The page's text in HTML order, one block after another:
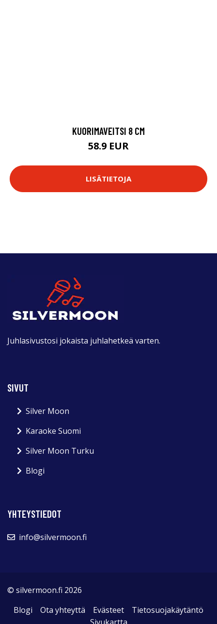
KUORIMAVEITSI 8 CM
58.9 EUR
LISÄTIETOJA
Juhlasivustosi jokaista juhlahetkeä varten.
SIVUT
Silver Moon
Karaoke Suomi
Silver Moon Turku
Blogi
YHTEYSTIEDOT
info@silvermoon.fi
© silvermoon.fi 2026
Blogi
Ota yhteyttä Evästeet
Tietosuojakäytäntö
Sivukartta